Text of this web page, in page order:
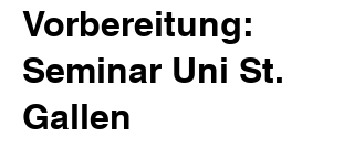
Vorbereitung:
Seminar Uni St.
Gallen